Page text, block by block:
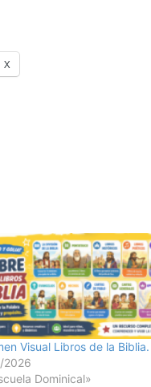
X
Visual Libros de la Biblia.
2026
Dominical»